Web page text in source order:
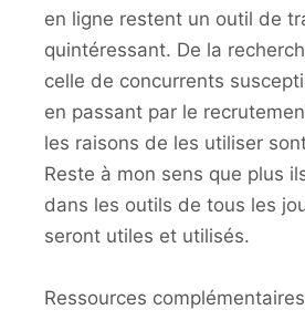
en ligne restent un outil de
quintéressant. De la
celle de concurrents
en passant par le
les raisons de les utiliser
Reste à mon sens que plus
dans les outils de tous les
seront utiles et utilisés.
Ressources